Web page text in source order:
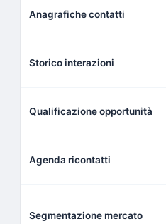
Anagrafiche contatti
Storico interazioni
Qualificazione opportunità
Agenda ricontatti
Segmentazione mercato